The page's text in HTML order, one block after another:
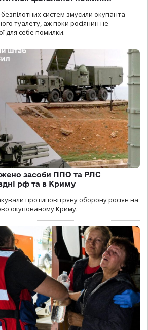
систем змусили окупанта
туалету, аж поки росіянин не
для себе помилки.
засоби ППО та РЛС
рф та в Криму
протиповітряну оборону росіян на
окупованому Криму.